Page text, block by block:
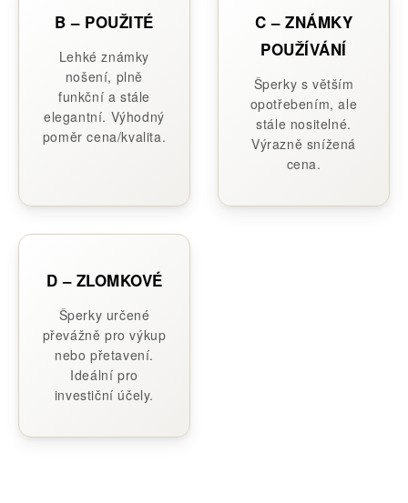
B – POUŽITÉ
Lehké známky
nošení, plně
funkční a stále
elegantní. Výhodný
poměr cena/kvalita.
C – ZNÁMKY
POUŽÍVÁNÍ
Šperky s větším
opotřebením, ale
stále nositelné.
Výrazně snížená
cena.
D – ZLOMKOVÉ
Šperky určené
převážně pro výkup
nebo přetavení.
Ideální pro
investiční účely.